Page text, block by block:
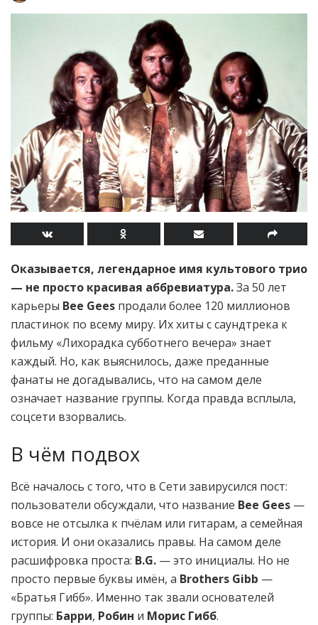
Оказывается, легендарное имя культового трио
— не просто красивая аббревиатура.За 50 лет
карьеры Bee Gees продали более 120 миллионов
пластинок по всему миру. Их хиты с саундтрека к
фильму «Лихорадка субботнего вечера» знает
каждый. Но, как выяснилось, даже преданные
фанаты не догадывались, что на самом деле
означает название группы. Когда правда всплыла,
соцсети взорвались.
В чём подвох
Всё началось с того, что в Сети завирусился пост:
пользователи обсуждали, что название Bee Gees —
вовсе не отсылка к пчёлам или гитарам, а семейная
история. И они оказались правы. На самом деле
расшифровка проста: B.G. — это инициалы. Но не
просто первые буквы имён, а Brothers Gibb —
«Братья Гибб». Именно так звали основателей
группы: Барри, Робин и Морис Гибб.